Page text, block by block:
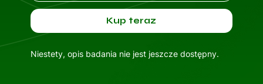
Kup teraz
Niestety, opis badania nie jest jeszcze dostępny.